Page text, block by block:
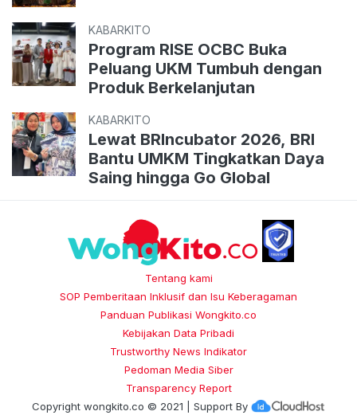
KABARKITO
Program RISE OCBC Buka
Peluang UKM Tumbuh dengan
Produk Berkelanjutan
KABARKITO
Lewat BRIncubator 2026, BRI
Bantu UMKM Tingkatkan Daya
Saing hingga Go Global
Tentang kami
SOP Pemberitaan Inklusif dan Isu Keberagaman
Panduan Publikasi Wongkito.co
Kebijakan Data Pribadi
Trustworthy News Indikator
Pedoman Media Siber
Transparency Report
Copyright wongkito.co © 2021 | Support By